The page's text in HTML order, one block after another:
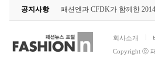
공지사항 패션엔과 CFDK가 함께한
회사소개
Copyright ⓒ